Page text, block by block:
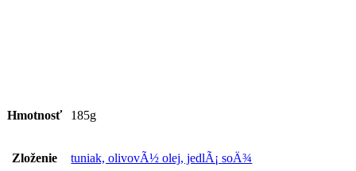
Hmotnosť 185g
Zloženie tuniak, olivovÃ½ olej, jedlÃ¡ soÄ¾